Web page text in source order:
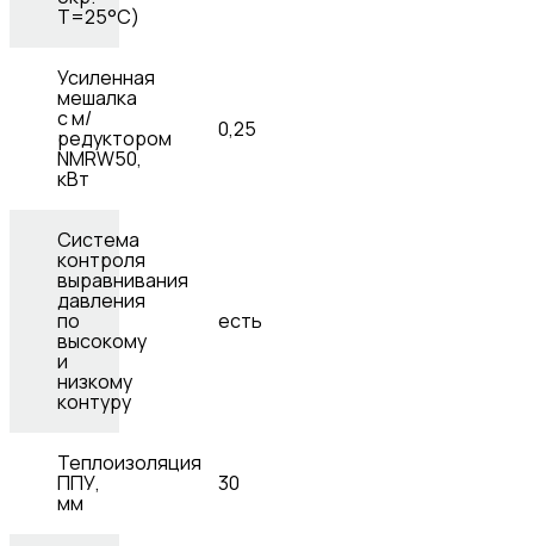
Т=25°С)
Усиленная
мешалка
с м/
редуктором
NMRW50,
кВт
0,25
Система
контроля
выравнивания
давления
по
высокому
и
низкому
контуру
есть
Теплоизоляция
ППУ,
мм
30